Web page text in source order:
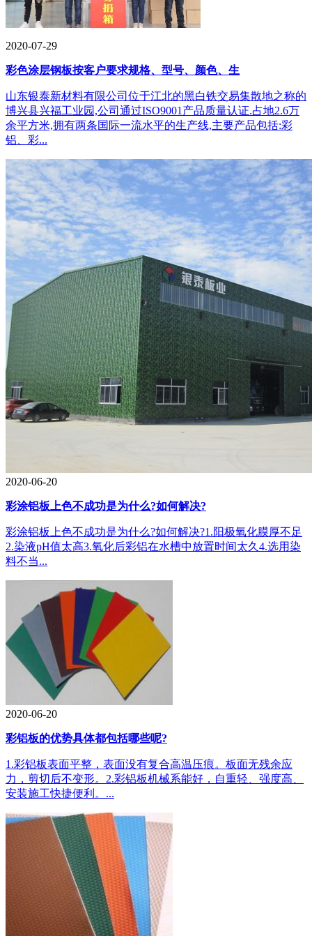
2020-07-29
彩色涂层钢板按客户要求规格、型号、颜色、生
山东银泰新材料有限公司位于江北的黑白铁交易集散地之称的
博兴县兴福工业园,公司通过ISO9001产品质量认证.占地2.6万
余平方米,拥有两条国际一流水平的生产线,主要产品包括:彩
铝、彩...
2020-06-20
彩涂铝板上色不成功是为什么?如何解决?
彩涂铝板上色不成功是为什么?如何解决?1.阳极氧化膜厚不足
2.染液pH值太高3.氧化后彩铝在水槽中放置时间太久4.选用染
料不当...
2020-06-20
彩铝板的优势具体都包括哪些呢?
1.彩铝板表面平整，表面没有复合高温压痕。板面无残余应
力，剪切后不变形。2.彩铝板机械系能好，自重轻、强度高、
安装施工快捷便利。...